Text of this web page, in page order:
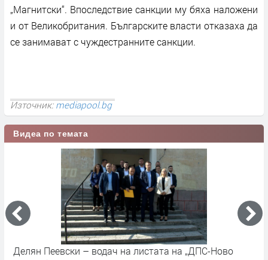
„Магнитски“. Впоследствие санкции му бяха наложени
и от Великобритания. Българските власти отказаха да
се занимават с чуждестранните санкции.
Източник:mediapool.bg
Видеа по темата
Делян Пеевски – водач на листата на „ДПС-Ново